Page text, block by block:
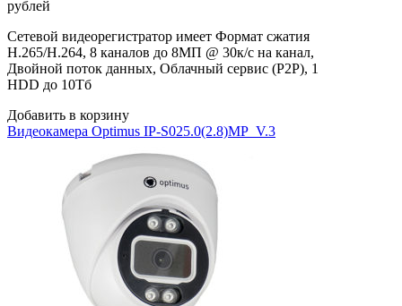
рублей
Сетевой видеорегистратор имеет Формат сжатия
H.265/H.264, 8 каналов до 8МП @ 30к/с на канал,
Двойной поток данных, Облачный сервис (P2P), 1
HDD до 10Тб
Добавить в корзину
Видеокамера Optimus IP-S025.0(2.8)MP_V.3